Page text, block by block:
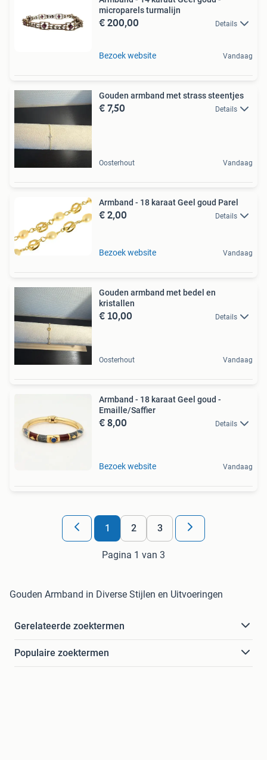
microparels turmalijn
€ 200,00 Details
Bezoek website Vandaag
Gouden armband met strass steentjes
€ 7,50 Details
Oosterhout Vandaag
Armband - 18 karaat Geel goud Parel
€ 2,00 Details
Bezoek website Vandaag
Gouden armband met bedel en
kristallen
€ 10,00 Details
Oosterhout Vandaag
Armband - 18 karaat Geel goud -
Emaille/Saffier
€ 8,00 Details
Bezoek website Vandaag
1 2 3
Pagina 1 van 3
Gouden Armband in Diverse Stijlen en Uitvoeringen
Gerelateerde zoektermen
Populaire zoektermen